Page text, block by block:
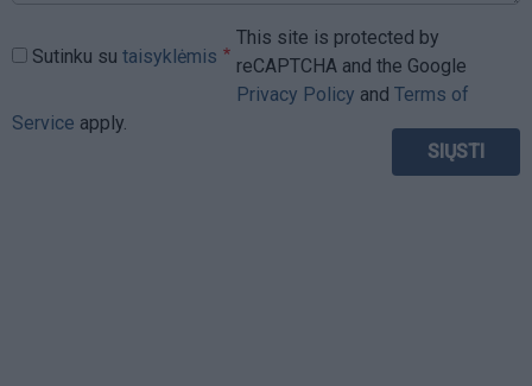
Sutinku su taisyklėmis
This site is protected by
reCAPTCHA and the Google
Privacy Policy and Terms of
Service apply.